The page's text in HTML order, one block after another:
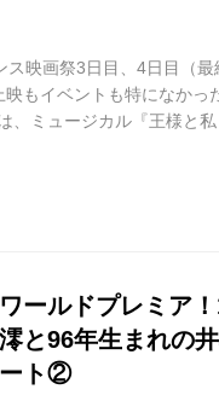
ス映画祭3日目、4日目（
もイベントも特になかっ
、ミュージカル『王様と私
いなかんじですね。 それ
。 ロンドンはほとんどの
ールドプレミア
と96年生まれの
ート②